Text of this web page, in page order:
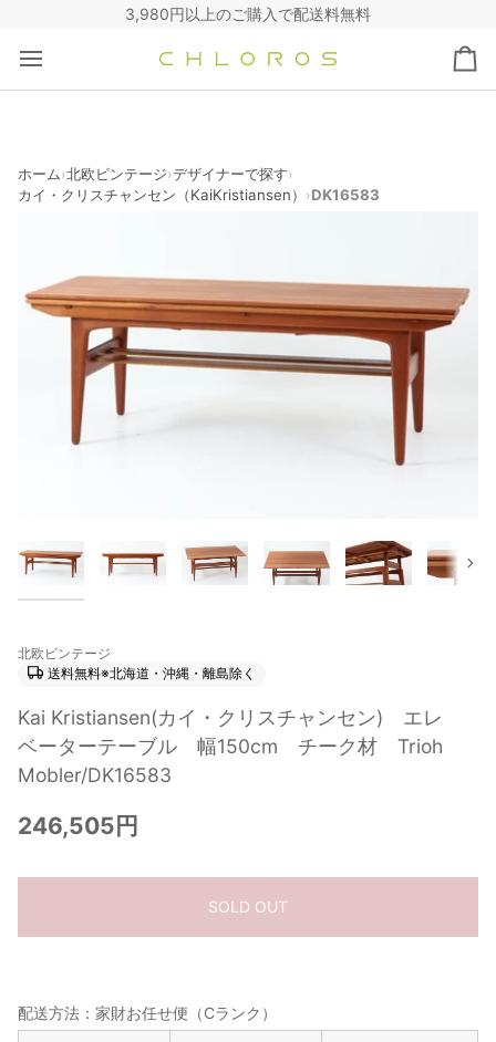
3,980円以上のご購入で配送料無料
カ
ー
ホーム›北欧ビンテージ›デザイナーで探す›
カイ・クリスチャンセン（KaiKristiansen） ›DK16583
次
北欧ビンテージ
送料無料※北海道・沖縄・離島除く
Kai Kristiansen(カイ・クリスチャンセン) エレ
ベーターテーブル 幅150cm チーク材 Trioh
Mobler/DK16583
246,505円
SOLD OUT
配送方法：家財お任せ便（Cランク）